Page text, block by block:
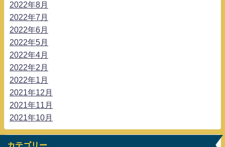
2022年8月
2022年7月
2022年6月
2022年5月
2022年4月
2022年2月
2022年1月
2021年12月
2021年11月
2021年10月
カテゴリー